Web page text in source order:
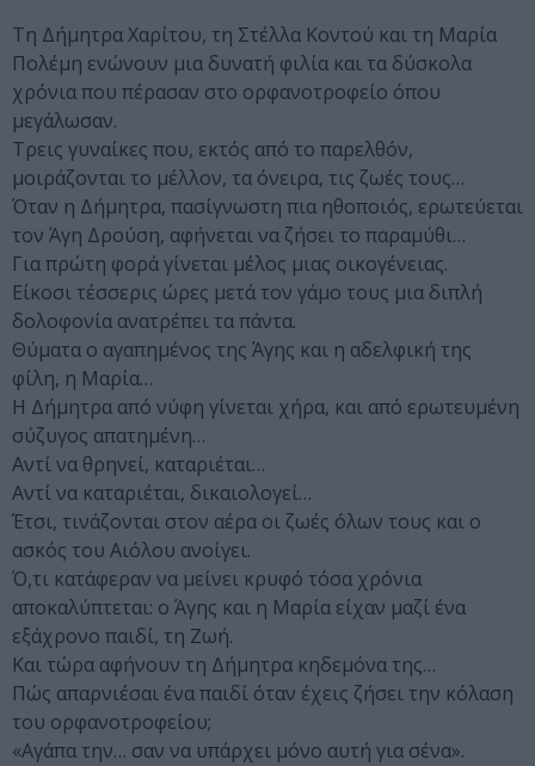
Τη Δήμητρα Χαρίτου, τη Στέλλα Κοντού και τη Μαρία
Πολέμη ενώνουν μια δυνατή φιλία και τα δύσκολα
χρόνια που πέρασαν στο ορφανοτροφείο όπου
μεγάλωσαν.
Τρεις γυναίκες που, εκτός από το παρελθόν,
μοιράζονται το μέλλον, τα όνειρα, τις ζωές τους…
Όταν η Δήμητρα, πασίγνωστη πια ηθοποιός, ερωτεύεται
τον Άγη Δρούση, αφήνεται να ζήσει το παραμύθι…
Για πρώτη φορά γίνεται μέλος μιας οικογένειας.
Είκοσι τέσσερις ώρες μετά τον γάμο τους μια διπλή
δολοφονία ανατρέπει τα πάντα.
Θύματα ο αγαπημένος της Άγης και η αδελφική της
φίλη, η Μαρία…
Η Δήμητρα από νύφη γίνεται χήρα, και από ερωτευμένη
σύζυγος απατημένη…
Αντί να θρηνεί, καταριέται…
Αντί να καταριέται, δικαιολογεί…
Έτσι, τινάζονται στον αέρα οι ζωές όλων τους και ο
ασκός του Αιόλου ανοίγει.
Ό,τι κατάφεραν να μείνει κρυφό τόσα χρόνια
αποκαλύπτεται: ο Άγης και η Μαρία είχαν μαζί ένα
εξάχρονο παιδί, τη Ζωή.
Και τώρα αφήνουν τη Δήμητρα κηδεμόνα της…
Πώς απαρνιέσαι ένα παιδί όταν έχεις ζήσει την κόλαση
του ορφανοτροφείου;
«Αγάπα την… σαν να υπάρχει μόνο αυτή για σένα».